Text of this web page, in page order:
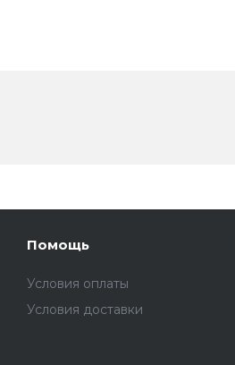
Помощь
Условия оплаты
Условия доставки